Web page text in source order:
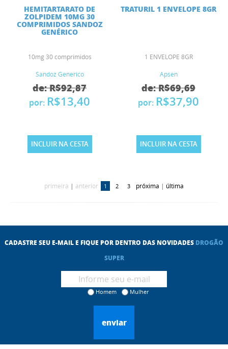
HEMITARTARATO DE
ZOLPIDEM 10MG 30
COMPRIMIDOS SANDOZ
GENÉRICO
10mg 30 comprimidos
Sandoz Generico
de: R$92,87
por: R$13,40
INCLUIR NA CESTA
TRATURIL 1 ENVELOPE 8GR
1 ENVELOPE 8GR
Apsen
de: R$69,69
por: R$37,90
INCLUIR NA CESTA
primeira | anterior 1 2 3 próxima | última
CADASTRE SEU E-MAIL E FIQUE POR DENTRO DAS NOVIDADES DROGÃO
SUPER
Homem Mulher
enviar